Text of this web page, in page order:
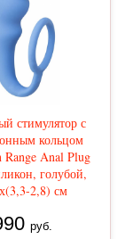
стимулятор с
кольцом
Range Anal Plug
голубой,
2,8) см
руб.